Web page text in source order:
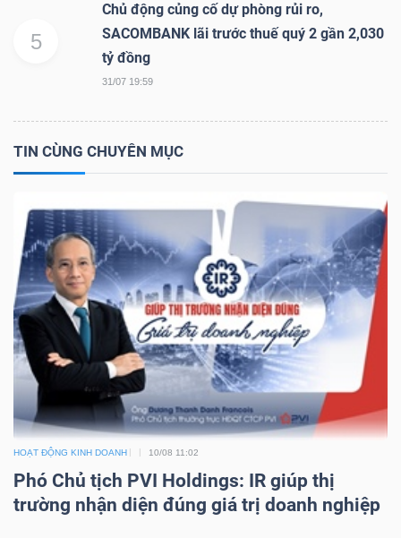
5
Chủ động củng cố dự phòng rủi ro,
SACOMBANK lãi trước thuế quý 2 gần 2,030
tỷ đồng
31/07 19:59
TIN CÙNG CHUYÊN MỤC
HOẠT ĐỘNG KINH DOANH 10/08 11:02
Phó Chủ tịch PVI Holdings: IR giúp thị
trường nhận diện đúng giá trị doanh nghiệp
CỤ
ĐẦU
TƯ
TRUY
XUẤT
LIỆU
Ngành
(-)